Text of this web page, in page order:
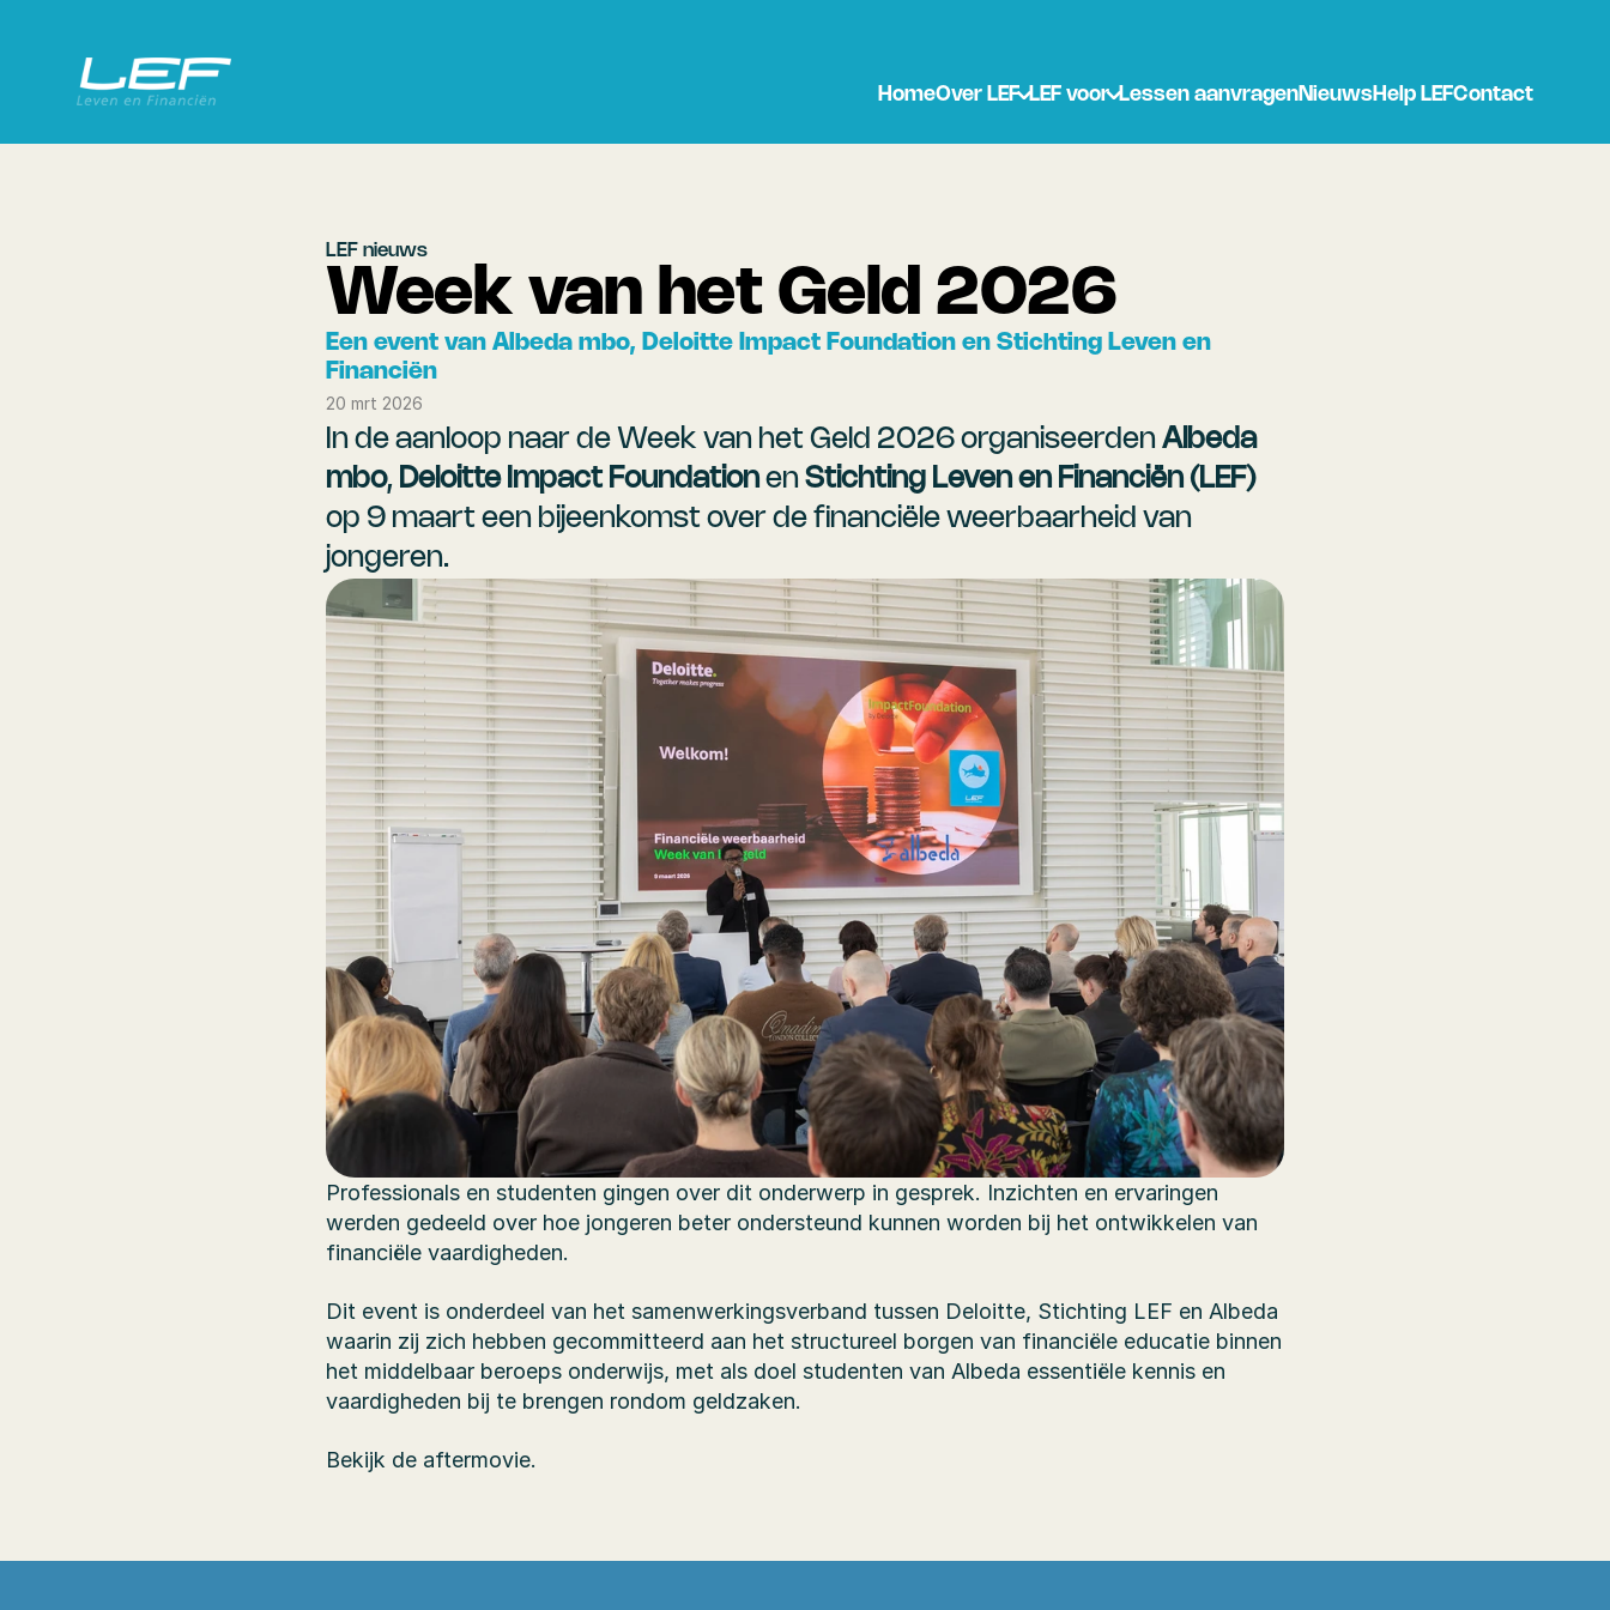
HomeOver LEF LEF voor Lessen aanvragenNieuwsHelp LEFContact
LEF nieuws
Week van het Geld 2026
Een event van Albeda mbo, Deloitte Impact Foundation en Stichting Leven en
Financiën
20 mrt 2026
In de aanloop naar de Week van het Geld 2026 organiseerden Albeda
mbo, Deloitte Impact Foundation en Stichting Leven en Financiën (LEF)
op 9 maart een bijeenkomst over de financiële weerbaarheid van
jongeren.
Professionals en studenten gingen over dit onderwerp in gesprek. Inzichten en ervaringen
werden gedeeld over hoe jongeren beter ondersteund kunnen worden bij het ontwikkelen van
financiële vaardigheden.
Dit event is onderdeel van het samenwerkingsverband tussen Deloitte, Stichting LEF en Albeda
waarin zij zich hebben gecommitteerd aan het structureel borgen van financiële educatie binnen
het middelbaar beroeps onderwijs, met als doel studenten van Albeda essentiële kennis en
vaardigheden bij te brengen rondom geldzaken.
Bekijk de aftermovie.